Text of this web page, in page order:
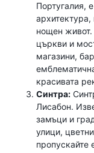
Португалия,
нощен живот.
църкви и
магазини,
красивата
Синтра:
Лисабон.
замъци и
улици,
пропускайте